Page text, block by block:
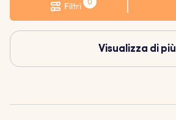
Filtri
Visualizza di più